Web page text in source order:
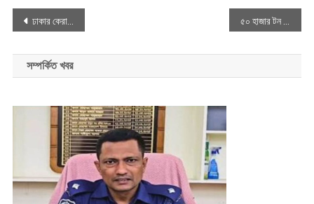
Post
navigation
ঢাকার কেরানীগঞ্জে রাজউকের উচ্ছেদ অভিযান
সম্পর্কিত খবর